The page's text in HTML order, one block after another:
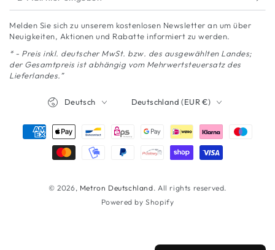
Mail
hier
eingeben
Melden Sie sich zu unserem kostenlosen Newsletter an um über
Neuigkeiten, Aktionen und Rabatte informiert zu werden.
* - Preis inkl. deutscher MwSt. bzw. des ausgewählten Landes;
der Gesamtpreis ist abhängig vom Mehrwertsteuersatz des
Lieferlandes.”
© 2026, Metron Deutschland. All rights reserved.
Powered by Shopify
Deutsch Deutschland (EUR €)
Zahlungsmöglichkeiten